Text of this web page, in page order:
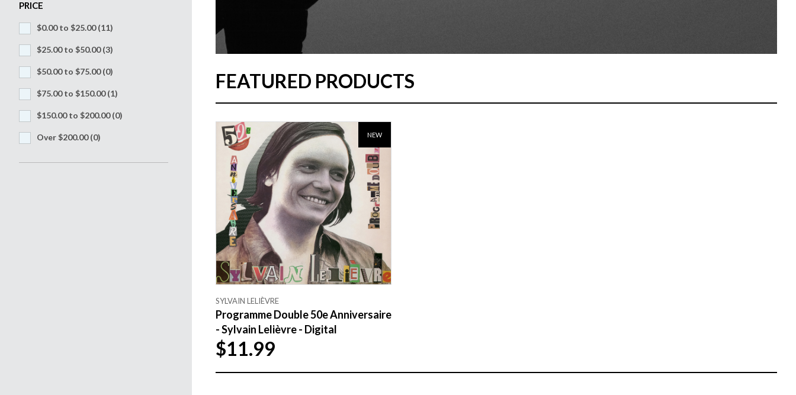
PRICE
$0.00 to $25.00(11)
$25.00 to $50.00(3)
$50.00 to $75.00(0)
$75.00 to $150.00(1)
$150.00 to $200.00(0)
Over $200.00(0)
FEATURED PRODUCTS
NEW
SYLVAIN LELIÈVRE
Programme Double 50e Anniversaire
- Sylvain Lelièvre - Digital
$11.99